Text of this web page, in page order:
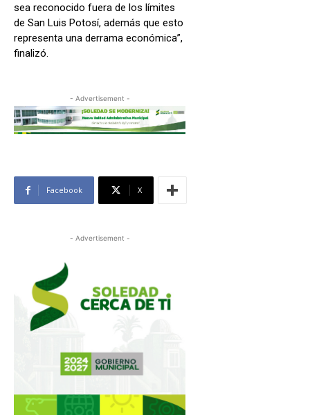
sea reconocido fuera de los límites
de San Luis Potosí, además que esto
representa una derrama económica”,
finalizó.
- Advertisement -
Facebook X
- Advertisement -